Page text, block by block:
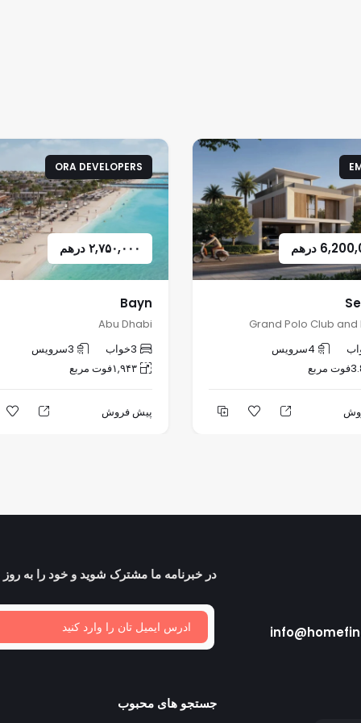
رفاهی متنوع از جمله مدارس برتر، مراکز خرید مدرن و
درهم
Grand Polo Club and
4سرویس
فوت مربع
ORA DEVELOPERS
۲,۷۵۰,۰۰۰درهم
Bayn
Abu Dhabi
3خواب 3سرویس
۱,۹۴۳فوت مربع
پیش فروش
در خبرنامه ما مشترک شوید و خود را به روز
جستجو های محبوب